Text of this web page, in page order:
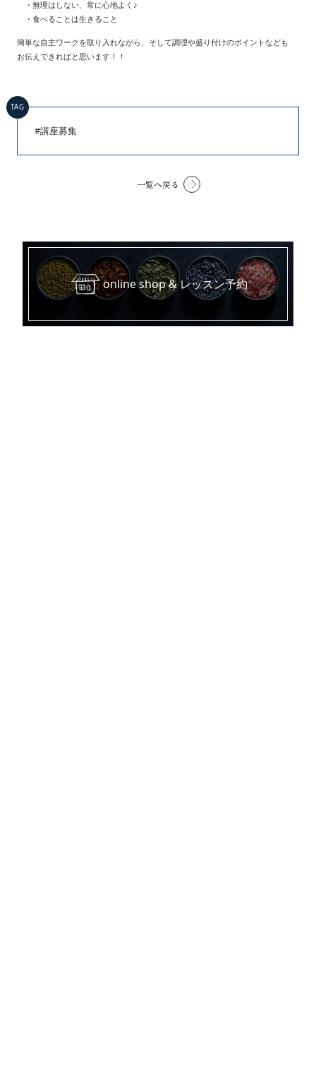
・無理はしない、常に心地よく♪
・食べることは生きること
簡単な自主ワークを取り入れながら、そして調理や盛り付けのポイントなども
お伝えできればと思います！！
TAG
#講座募集
一覧へ戻る
online shop & レッスン予約